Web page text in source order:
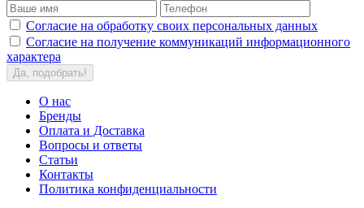
Согласие на обработку своих персональных данных
Согласие на получение коммуникаций информационного
характера
Да, подобрать!
О нас
Бренды
Оплата и Доставка
Вопросы и ответы
Статьи
Контакты
Политика конфиденциальности